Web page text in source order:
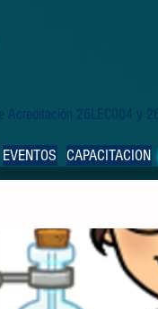
Acreditación 26LEC004 y
EVENTOS CAPACITACION